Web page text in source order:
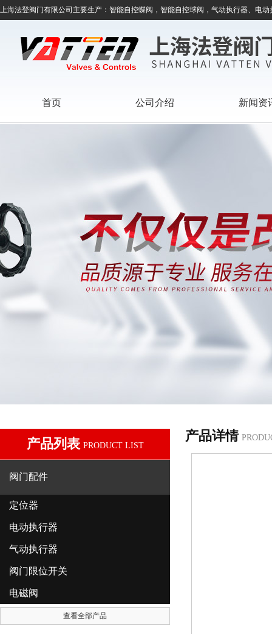
上海法登阀门有限公司主要生产：智能自控蝶阀，智能自控球阀，气动执行器、电
首页 公司介绍 新闻资
产品列表 PRODUCT LIST
阀门配件
定位器
电动执行器
气动执行器
阀门限位开关
电磁阀
查看全部产品
产品详情